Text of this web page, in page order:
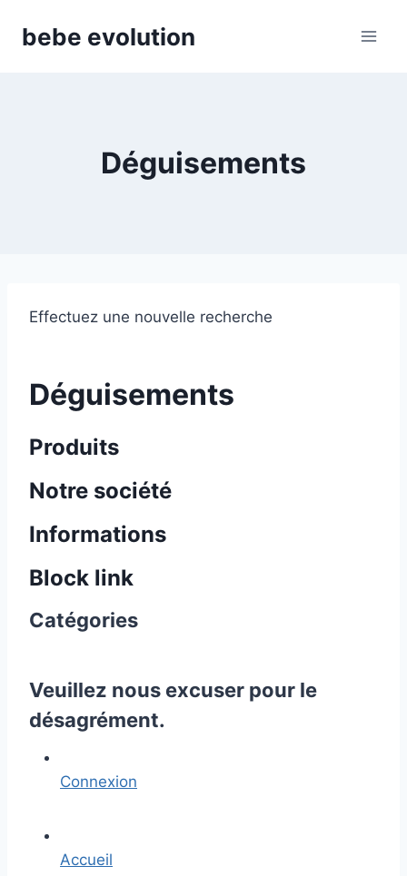
bebe evolution
Déguisements
Effectuez une nouvelle recherche
Déguisements
Produits
Notre société
Informations
Block link
Catégories
Veuillez nous excuser pour le
désagrément.
Connexion
Accueil